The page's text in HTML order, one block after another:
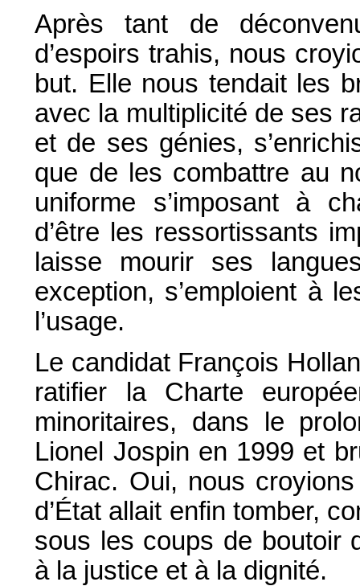
Après tant de
d’espoirs trahis, nous
but. Elle nous tendait les
avec la multiplicité de ses
et de ses génies,
que de les combattre au
uniforme s’imposant à
d’être les ressortissants
laisse mourir ses
exception, s’emploient à
l’usage.
Le candidat François
ratifier la Charte
minoritaires, dans le
Lionel Jospin en 1999 et
Chirac. Oui, nous
d’État allait enfin tomber,
sous les coups de boutoir
à la justice et à la dignité.